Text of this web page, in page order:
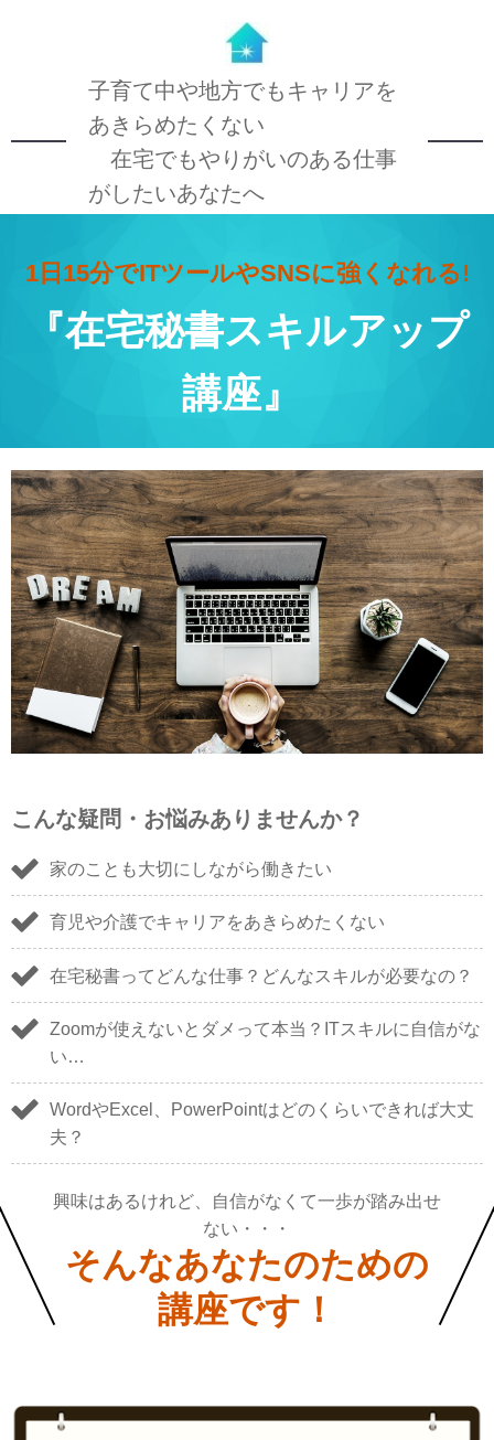
子育て中や地方でもキャリアを
あきらめたくない
在宅でもやりがいのある仕事
がしたいあなたへ
1日15分でITツールやSNSに強くなれる!
『在宅秘書スキルアップ
講座』
こんな疑問・お悩みありませんか？
家のことも大切にしながら働きたい
育児や介護でキャリアをあきらめたくない
在宅秘書ってどんな仕事？どんなスキルが必要なの？
Zoomが使えないとダメって本当？ITスキルに自信がな
い…
WordやExcel、PowerPointはどのくらいできれば大丈
夫？
興味はあるけれど、自信がなくて一歩が踏み出せ
ない・・・
そんなあなたのための
講座です！